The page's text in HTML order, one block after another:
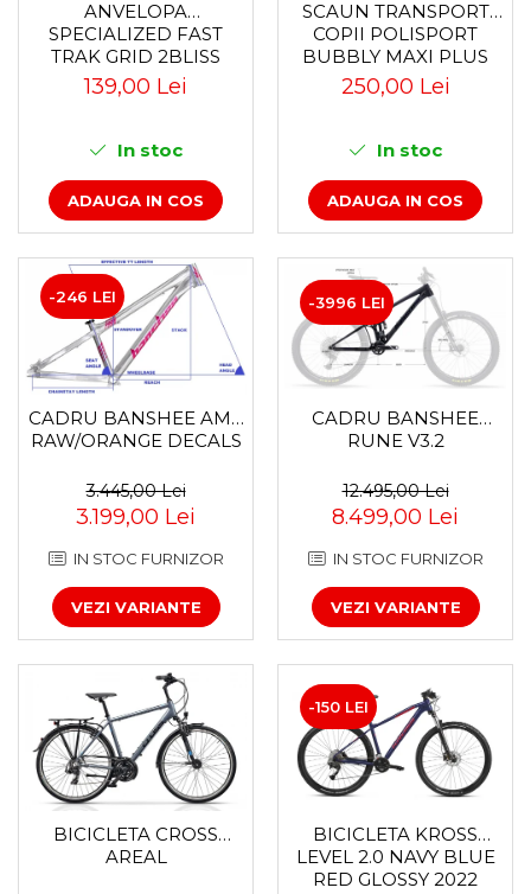
Cuvete (headset)
Discuri (rotoare)
Saboți
Piese frâne
Frâne pe disc
Furci
Furci fixe
Piese furci
Furci cu suspensie
Ghidaje și întinzătoare lanț
Ghidoane și atașabile
Lanțuri
Za conectare rapidă
Manete Schimbător, Frâna,
Combo
Manete frână
Piese manete
Manete schimbător
Manșoane și ghidolină
Ghidolină
Accesorii
Pompe
Produse întreținere
Scaune copii
Scule și dispozitive
Sisteme antifurt
Sonerii
Încălțăminte
ANVELOPA
SPECIALIZED FAST
TRAK GRID 2BLISS
READY T7 - 29X2.35
BLACK - TUBELESS
139,00 Lei
In stoc
ADAUGA IN COS
SCAUN TRANSPORT
COPII POLISPORT
BUBBLY MAXI PLUS
CFS PRINDERE PE
PORTBAGAJ - GRI-
250,00 Lei
In stoc
ADAUGA IN COS
-246 LEI
CADRU BANSHEE AMP
RAW/ORANGE DECALS
3.445,00 Lei
3.199,00 Lei
IN STOC FURNIZOR
VEZI VARIANTE
-3996 LEI
CADRU BANSHEE
RUNE V3.2
12.495,00 Lei
8.499,00 Lei
IN STOC FURNIZOR
VEZI VARIANTE
BICICLETA CROSS
AREAL
-150 LEI
BICICLETA KROSS
LEVEL 2.0 NAVY BLUE
RED GLOSSY 2022